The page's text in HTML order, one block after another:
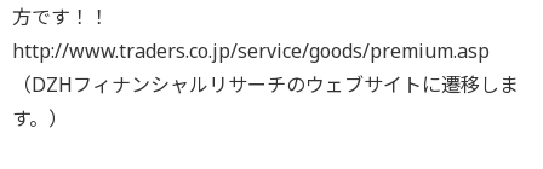
方です！！
http://www.traders.co.jp/service/goods/premium.asp
（DZHフィナンシャルリサーチのウェブサイトに遷移しま
す。）